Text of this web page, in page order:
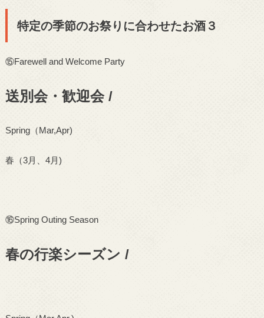
特定の季節のお祭りに合わせたお酒３
⑮Farewell and Welcome Party
送別会・歓迎会 /
Spring（Mar,Apr)
春（3月、 4月)
⑯Spring Outing Season
春の行楽シーズン /